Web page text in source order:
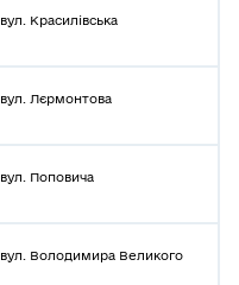
вул. Красилівська
вул. Лєрмонтова
вул. Поповича
вул. Володимира Великого